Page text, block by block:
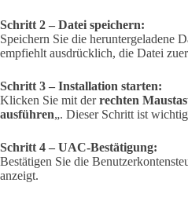
Schritt 2 – Datei speichern:
Speichern Sie die heruntergeladene
empfiehlt ausdrücklich, die Datei
Schritt 3 – Installation starten:
Klicken Sie mit derrechten
ausführen„. Dieser Schritt ist
Schritt 4 – UAC-Bestätigung:
Bestätigen Sie die
anzeigt.